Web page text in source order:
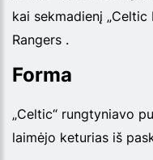
kai sekmadienį
Rangers .
Forma
„Celtic“ rungtyniavo
laimėjo keturias iš